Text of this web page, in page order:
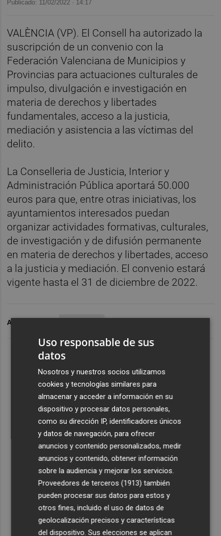
Publicado: 11/02/2022 · 14:17
VALÈNCIA (VP). El Consell ha autorizado la
suscripción de un convenio con la
Federación Valenciana de Municipios y
Provincias para actuaciones culturales de
impulso, divulgación e investigación en
materia de derechos y libertades
fundamentales, acceso a la justicia,
mediación y asistencia a las víctimas del
delito.
La Conselleria de Justicia, Interior y
Administración Pública aportará 50.000
euros para que, entre otras iniciativas, los
ayuntamientos interesados puedan
organizar actividades formativas, culturales,
de investigación y de difusión permanente
en materia de derechos y libertades, acceso
a la justicia y mediación. El convenio estará
vigente hasta el 31 de diciembre de 2022.
ARCHIVADO EN
Uso responsable de sus
datos
Nosotros y nuestros socios utilizamos
cookies y tecnologías similares para
almacenar y acceder a información en su
dispositivo y procesar datos personales,
como su dirección IP, identificadores únicos
y datos de navegación, para ofrecer
anuncios y contenido personalizados, medir
anuncios y contenido, obtener información
sobre la audiencia y mejorar los servicios.
Proveedores de terceros (1913) también
pueden procesar sus datos para estos y
otros fines, incluido el uso de datos de
geolocalización precisos y características
del dispositivo. Sus elecciones se aplican